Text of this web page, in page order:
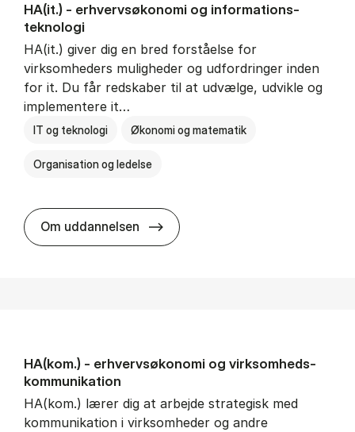
HA(it.) - erhvervs­økonomi og informations­
teknologi
HA(it.) giver dig en bred forståelse for
virksomheders muligheder og udfordringer inden
for it. Du får redskaber til at udvælge, udvikle og
implementere it…
IT og teknologi Økonomi og matematik
Organisation og ledelse
Om uddannelsen HA(it.) - erhvervs­økonomi og
HA(kom.) - erhvervs­økonomi og virksomheds­
kommunikation
HA(kom.) lærer dig at arbejde strategisk med
kommunikation i virksomheder og andre